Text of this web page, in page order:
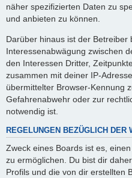
näher spezifizierten Daten zu
und anbieten zu können.
Darüber hinaus ist der
Interessenabwägung zwischen
den Interessen Dritter,
zusammen mit deiner IP-
übermittelter Browser-Kennung
Gefahrenabwehr oder zur
notwendig ist.
REGELUNGEN BEZÜGLICH DER
Zweck eines Boards ist es,
zu ermöglichen. Du bist dir
Profils und die von dir erstellten